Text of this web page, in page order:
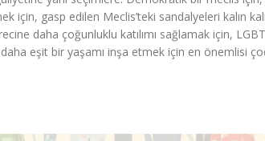
için, gasp edilen Meclis’teki sandalyeleri kalın
daha çoğunluklu katılımı sağlamak için,
eşit bir yaşamı inşa etmek için en önemlisi